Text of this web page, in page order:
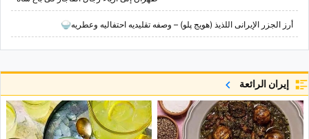
أرز الجزر الإیرانی اللذیذ (هویج پلو) – وصفه تقلیدیه احتفالیه وعطریه🍚
إيران الرائعة